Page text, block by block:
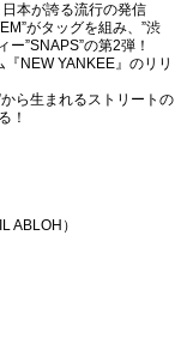
本が誇る流行の発信
がタッグを組み、”渋
”SNAPS”の第2弾！
NEW YANKEE』のリリ
ら生まれるストリートの
！
ABLOH）